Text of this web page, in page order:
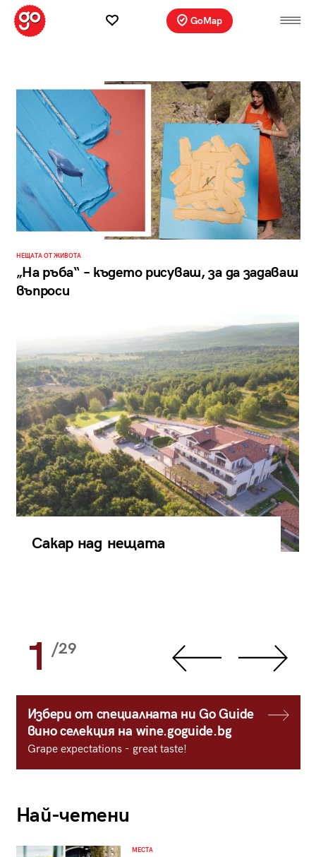
GoMap
НЕЩАТА ОТ ЖИВОТА
„На ръба“ – където рисуваш, за да задаваш
въпроси
Сакар над нещата
1 /29
Избери от специалната ни Go Guide
вино селекция на wine.goguide.bg
Grape expectations - great taste!
Най-четени
МЕСТА